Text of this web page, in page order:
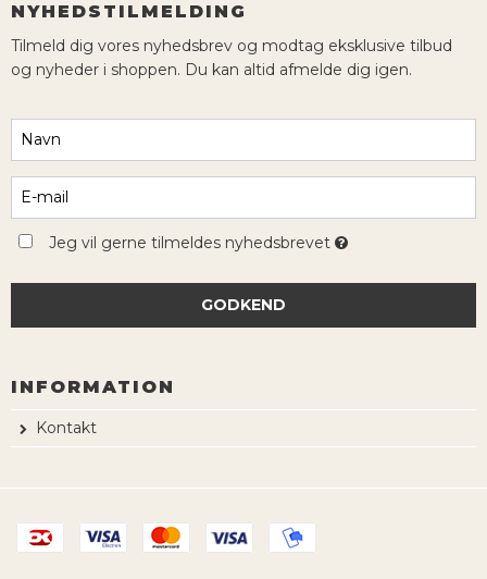
NYHEDSTILMELDING
Tilmeld dig vores nyhedsbrev og modtag eksklusive tilbud
og nyheder i shoppen. Du kan altid afmelde dig igen.
Jeg vil gerne tilmeldes nyhedsbrevet
GODKEND
INFORMATION
Kontakt